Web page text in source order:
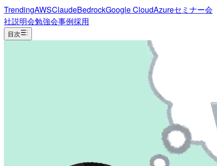
TrendingAWSClaudeBedrockGoogle CloudAzureセミナー会
社説明会勉強会事例採用
目次